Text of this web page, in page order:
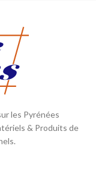
avec gicleur variable.
les Pyrénées
& Produits de